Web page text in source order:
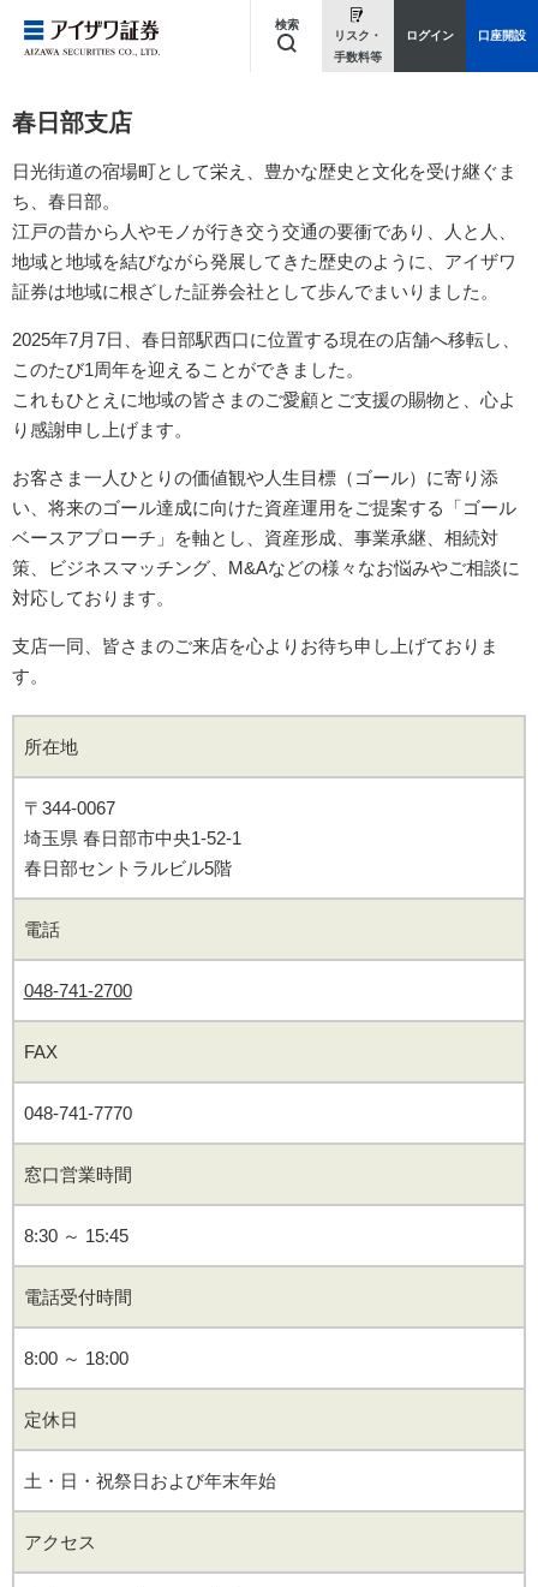
検索
キーワードを入力してください
リスク・
手数料等
ログイン 口座開設
春日部支店
日光街道の宿場町として栄え、豊かな歴史と文化を受け継ぐま
ち、春日部。
江戸の昔から人やモノが行き交う交通の要衝であり、人と人、
地域と地域を結びながら発展してきた歴史のように、 アイザワ
証券は地域に根ざした証券会社として歩んでまいりました。
2025年7月7日、春日部駅西口に位置する現在の店舗へ移転し、
このたび1周年を迎えることができました。
これもひとえに地域の皆さまのご愛顧とご支援の賜物と、心よ
り感謝申し上げます。
お客さま一人ひとりの価値観や人生目標（ゴール）に寄り添
い、 将来のゴール達成に向けた資産運用をご提案する「ゴール
ベースアプローチ」を軸とし、 資産形成、事業承継、相続対
策、ビジネスマッチング、M&Aなどの様々なお悩みやご相談に
対応しております。
支店一同、皆さまのご来店を心よりお待ち申し上げておりま
す。
所在地
〒344-0067
埼玉県 春日部市中央1-52-1
春日部セントラルビル5階
電話
048-741-2700
FAX
048-741-7770
窓口営業時間
8:30 ～ 15:45
電話受付時間
8:00 ～ 18:00
定休日
土・日・祝祭日および年末年始
アクセス